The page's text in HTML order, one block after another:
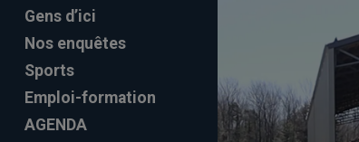
Gens d’ici
Nos enquêtes
Sports
Emploi-formation
AGENDA